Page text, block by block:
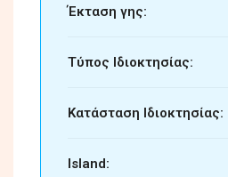
Έκταση γης:
Τύπος Ιδιοκτησίας:
Κατάσταση Ιδιοκτησίας:
Island: